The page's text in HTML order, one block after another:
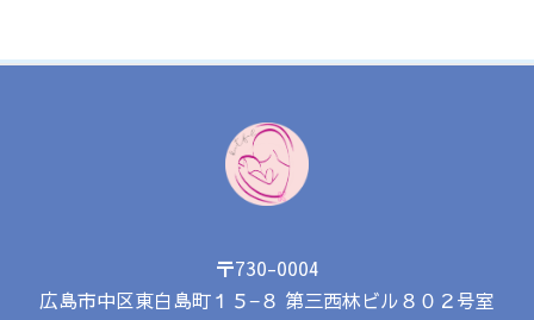
〒730-0004
広島市中区東白島町１５−８ 第三西林ビル８０２号室